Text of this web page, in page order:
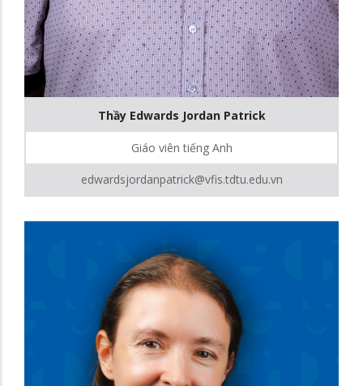
Thầy Edwards Jordan Patrick
Giáo viên tiếng Anh
edwardsjordanpatrick@vfis.tdtu.edu.vn